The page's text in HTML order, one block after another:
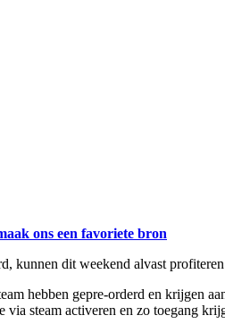
ons een favoriete bron
kunnen dit weekend alvast
hebben gepre-orderd en krijgen
steam activeren en zo toegang